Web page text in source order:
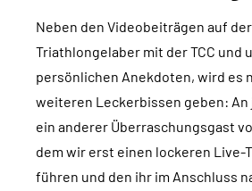
Neben den Videobeiträgen auf
Triathlongelaber mit der TCC und
persönlichen Anekdoten, wird es
weiteren Leckerbissen geben: An
ein anderer Überraschungsgast
dem wir erst einen lockeren Live-
führen und den ihr im Anschluss